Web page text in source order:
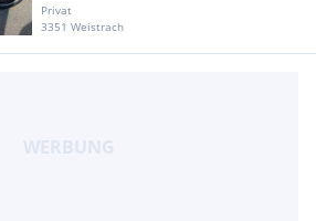
Privat
3351 Weistrach